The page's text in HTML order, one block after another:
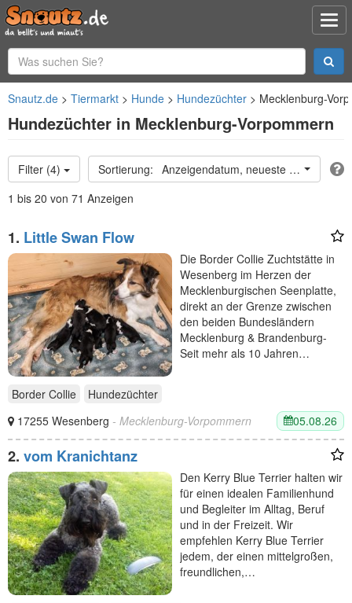
Snautz.de Tiermarkt Hunde Hundezüchter Mecklenburg-
Hundezüchter in Mecklenburg-Vorpommern
Filter (4)
Anzeigendatum, neueste oben
1 bis 20 von 71 Anzeigen
1. Little Swan Flow
Die Border Collie Zuchtstätte in
Wesenberg im Herzen der
Mecklenburgischen Seenplatte,
direkt an der Grenze zwischen
den beiden Bundesländern
Mecklenburg & Brandenburg-
Seit mehr als 10 Jahren…
Border Collie
Hundezüchter
17255 Wesenberg - Mecklenburg-Vorpommern 05.08.26
2. vom Kranichtanz
Den Kerry Blue Terrier halten wir
für einen idealen Familienhund
und Begleiter im Alltag, Beruf
und in der Freizeit. Wir
empfehlen Kerry Blue Terrier
jedem, der einen mittelgroßen,
freundlichen,…